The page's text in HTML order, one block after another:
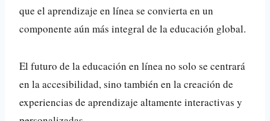
que el aprendizaje en línea se convierta en un
componente aún más integral de la educación global.
El futuro de la educación en línea no solo se centrará
en la accesibilidad, sino también en la creación de
experiencias de aprendizaje altamente interactivas y